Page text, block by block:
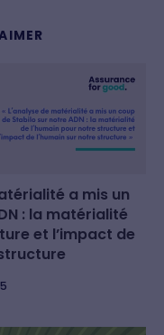
a mis un
: la matérialité
et l’impact de